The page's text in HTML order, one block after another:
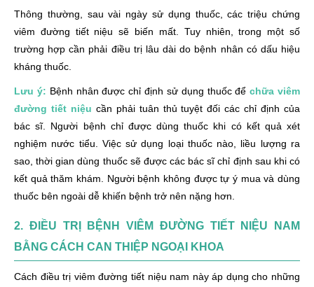
Thông thường, sau vài ngày sử dụng thuốc, các triệu chứng
viêm đường tiết niệu sẽ biến mất. Tuy nhiên, trong một số
trường hợp cần phải điều trị lâu dài do bệnh nhân có dấu hiệu
kháng thuốc.
Lưu ý: Bệnh nhân được chỉ định sử dụng thuốc đểchữa viêm
đường tiết niệu cần phải tuân thủ tuyệt đối các chỉ định của
bác sĩ. Người bệnh chỉ được dùng thuốc khi có kết quả xét
nghiệm nước tiểu. Việc sử dụng loại thuốc nào, liều lượng ra
sao, thời gian dùng thuốc sẽ được các bác sĩ chỉ định sau khi có
kết quả thăm khám. Người bệnh không được tự ý mua và dùng
thuốc bên ngoài dễ khiến bệnh trở nên nặng hơn.
2. ĐIỀU TRỊ BỆNH VIÊM ĐƯỜNG TIẾT NIỆU NAM
BẰNG CÁCH CAN THIỆP NGOẠI KHOA
Cách điều trị viêm đường tiết niệu nam này áp dụng cho những